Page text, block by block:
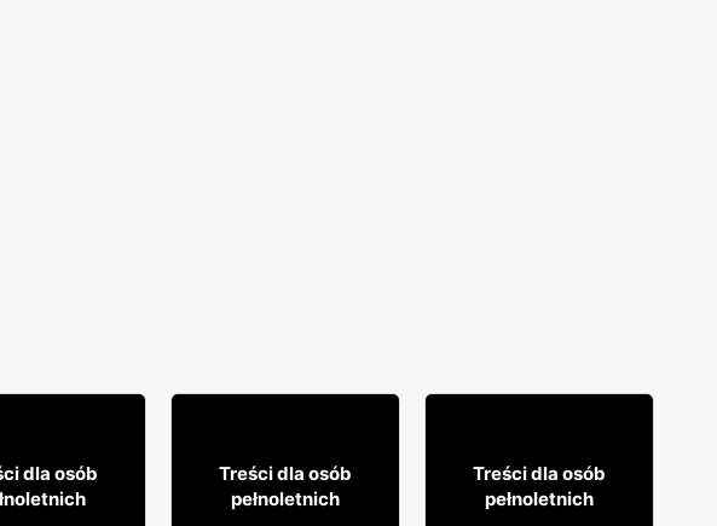
99
dla osób
579
Treści dla osób
pełnoletnich
999
Treści dla osób
pełnoletnich